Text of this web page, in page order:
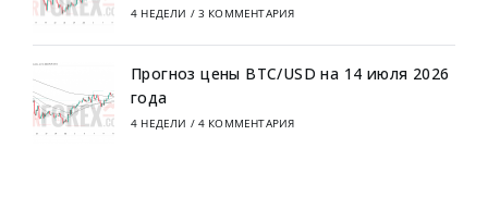
4 НЕДЕЛИ / 3 КОММЕНТАРИЯ
Прогноз цены BTC/USD на 14 июля 2026
года
4 НЕДЕЛИ / 4 КОММЕНТАРИЯ